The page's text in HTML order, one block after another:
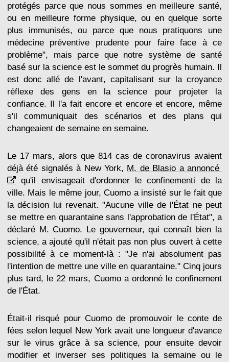
protégés parce que nous sommes en meilleure santé,
ou en meilleure forme physique, ou en quelque sorte
plus immunisés, ou parce que nous pratiquons une
médecine préventive prudente pour faire face à ce
problème", mais parce que notre système de santé
basé sur la science est le sommet du progrès humain. Il
est donc allé de l'avant, capitalisant sur la croyance
réflexe des gens en la science pour projeter la
confiance. Il l'a fait encore et encore et encore, même
s'il communiquait des scénarios et des plans qui
changeaient de semaine en semaine.
Le 17 mars, alors que 814 cas de coronavirus avaient
déjà été signalés à New York, M. de Blasio a annoncé
qu'il envisageait d'ordonner le confinementi de la
ville. Mais le même jour, Cuomo a insisté sur le fait que
la décision lui revenait. "Aucune ville de l'État ne peut
se mettre en quarantaine sans l'approbation de l'État", a
déclaré M. Cuomo. Le gouverneur, qui connaît bien la
science, a ajouté qu'il n'était pas non plus ouvert à cette
possibilité à ce moment-là : "Je n'ai absolument pas
l'intention de mettre une ville en quarantaine." Cinq jours
plus tard, le 22 mars, Cuomo a ordonné le confinement
de l'État.
Était-il risqué pour Cuomo de promouvoir le conte de
fées selon lequel New York avait une longueur d'avance
sur le virus grâce à sa science, pour ensuite devoir
modifier et inverser ses politiques la semaine ou le